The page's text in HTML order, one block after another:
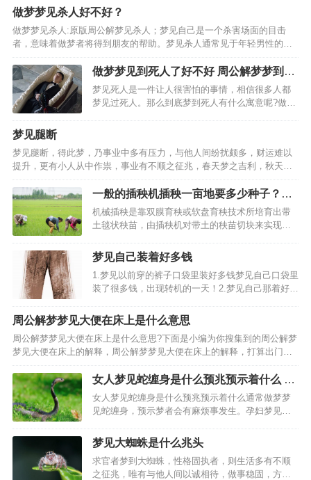
担心自己和丈夫的关系变得不好，或者担心宝宝的
健康问题，孕妇梦见......进入了解详细，烫头发是很
多女性喜欢…
做梦梦见杀人好不好？
做梦梦见杀人:原版周公解梦见杀人；梦见自己是一个杀害场面的目击
者，意味着做梦者将得到朋友的帮助。梦见杀人通常见于年轻男性的梦
中。其实梦见杀人并不用太担心，平时从来没有尝试过的想法或行为在
梦中得到体现。但是杀人的梦总会让人感觉很焦虑，心理学梦…
做梦梦见到死人了好不好 周公解梦梦到死
人有什么预兆
梦见死人是一件让人很害怕的事情，相信很多人都
梦见过死人。那么到底梦到死人有什么寓意呢?做梦
顺利。周公解梦梦到…
梦见腿断
梦见腿断，得此梦，乃事业中多有压力，与他人间纷扰颇多，财运难以
提升，更有小人从中作祟，事业有不顺之征兆，春天梦之吉利，秋天梦
之不吉利。梦境中腿断了，又为情感之事藕断丝连，得此梦多为不顺，
苦苦追寻，却是飞蛾扑火，在外求财者梦见腿断，往东走吉利…
一般的插秧机插秧一亩地要多少种子？育
秧技术要点有哪些？
机械插秧是靠双膜育秧或软盘育秧技术所培育出带
土毯状秧苗，由插秧机对带土的秧苗切块来实现分
带营养体载育、无缓苗期、成活率高、生长期长、
增产明显（寒冷地区可达15%左右），可有效解决
一般插秧机插存在…
梦见自己装着好多钱
1.梦见以前穿的裤子口袋里装好多钱梦见自己口袋里
装了很多钱，出现转机的一天！2.梦见自己那着好多
境解释：梦见好多钱望自己钱包里放的吉凶：梦见
好多钱望自己钱包里放的宜忌：3.梦见自己拿着好多
钱4.梦…
周公解梦梦见大便在床上是什么意思
周公解梦梦见大便在床上是什么意思?下面是小编为你搜集到的周公解梦
梦见大便在床上的解释，周公解梦梦见大便在床上的解释，打算出门的
人梦见大便在床上，怀有身孕的人梦见大便在床上，创业的人梦见大便
在床上。谈婚论嫁的人梦见大便在床上，准备考试的人梦见…
女人梦见蛇缠身是什么预兆预示着什么 女
人梦见蛇爬身是什么意思
女人梦见蛇缠身是什么预兆预示着什么通常做梦梦
见蛇缠身，预示梦者会有麻烦事发生。孕妇梦见蛇
代表孕妇怀孕压力大或近期烦恼多，提醒孕妇要注
意放松心情。梦见蛇预示着会有许多困难、障碍和
背信弃义的行径接鍾…
梦见大蜘蛛是什么兆头
求官者梦到大蜘蛛，性格固执者，则生活多有不顺
之征兆，唯有与他人间以诚相待，做事稳固，方可